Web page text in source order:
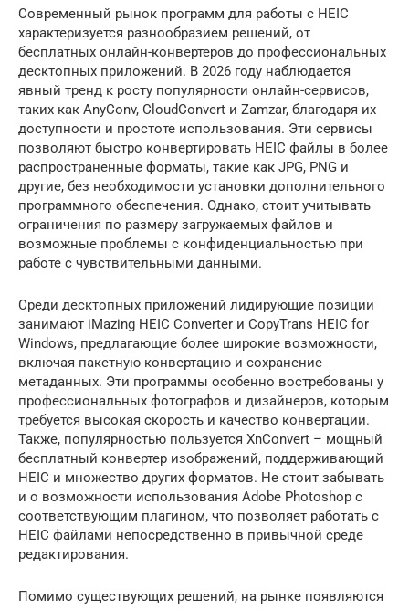
Современный рынок программ для работы с HEIC
характеризуется разнообразием решений, от
бесплатных онлайн-конвертеров до профессиональных
десктопных приложений. В 2026 году наблюдается
явный тренд к росту популярности онлайн-сервисов,
таких как AnyConv, CloudConvert и Zamzar, благодаря их
доступности и простоте использования. Эти сервисы
позволяют быстро конвертировать HEIC файлы в более
распространенные форматы, такие как JPG, PNG и
другие, без необходимости установки дополнительного
программного обеспечения. Однако, стоит учитывать
ограничения по размеру загружаемых файлов и
возможные проблемы с конфиденциальностью при
работе с чувствительными данными.
Среди десктопных приложений лидирующие позиции
занимают iMazing HEIC Converter и CopyTrans HEIC for
Windows, предлагающие более широкие возможности,
включая пакетную конвертацию и сохранение
метаданных. Эти программы особенно востребованы у
профессиональных фотографов и дизайнеров, которым
требуется высокая скорость и качество конвертации.
Также, популярностью пользуется XnConvert – мощный
бесплатный конвертер изображений, поддерживающий
HEIC и множество других форматов. Не стоит забывать
и о возможности использования Adobe Photoshop с
соответствующим плагином, что позволяет работать с
HEIC файлами непосредственно в привычной среде
редактирования.
Помимо существующих решений, на рынке появляются